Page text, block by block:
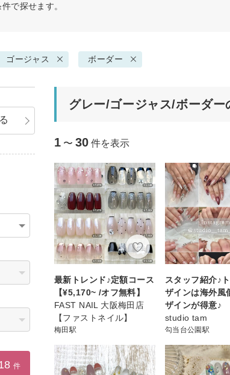
で探せます。
ゴージャス ボーダー
グレー/ゴージャス/ボーダ
1 〜 30 件を表示
最新トレンド♪定額コース
【¥5,170~ /オフ無料】
FAST NAIL 大阪梅田店
【ファストネイル】
梅田駅
スタッフ紹介♪
ザインは海外風
ザインが得意♪
studio tam
勾当台公園駅
件